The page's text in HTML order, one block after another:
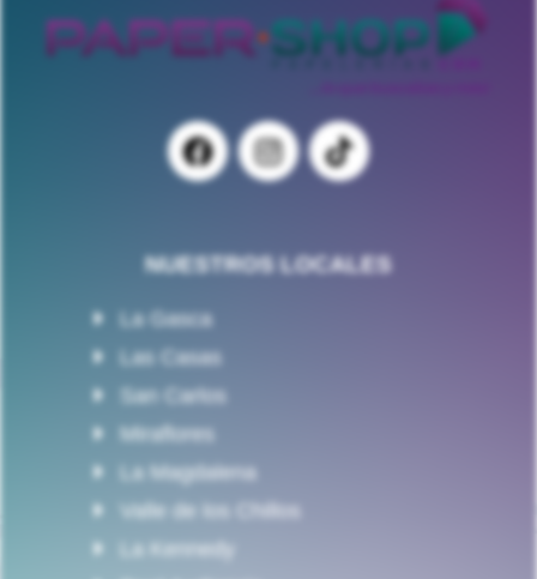
NUESTROS LOCALES
La Gasca
Las Casas
San Carlos
Miraflores
La Magdalena
Valle de los Chillos
La Kennedy